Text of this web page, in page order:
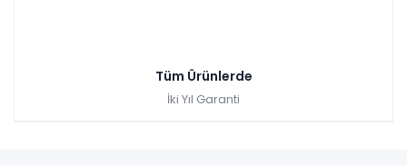
Arya Çalışma Masası
Tüm Ürünlerde
İki Yıl Garanti